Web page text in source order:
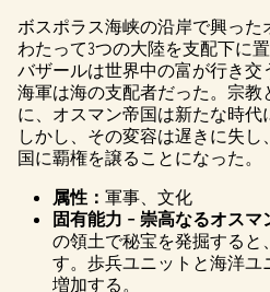
ボスポラス海峡の沿岸で興った
わたって3つの大陸を支配下に
バザールは世界中の富が行き
海軍は海の支配者だった。宗
に、オスマン帝国は新たな時代
しかし、その変容は遅きに失
国に覇権を譲ることになった。
属性： 軍事、文化
固有能力 – 崇高なるオスマ
の領土で秘宝を発掘すると
す。歩兵ユニットと海洋
増加する。